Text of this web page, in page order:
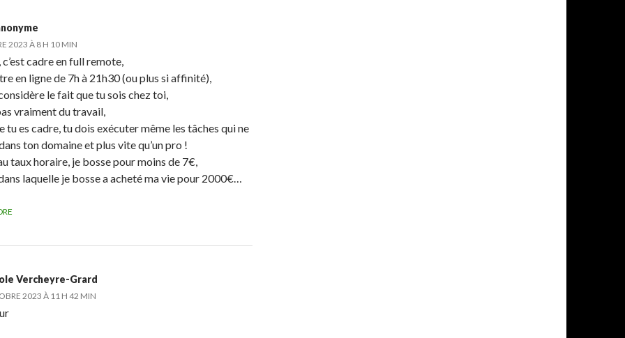
2023 À 8 H 10 MIN
c’est cadre en full remote,
en ligne de 7h à 21h30 (ou plus si affinité),
le fait que tu sois chez toi,
vraiment du travail,
tu es cadre, tu dois exécuter même les tâches qui ne
ton domaine et plus vite qu’un pro !
taux horaire, je bosse pour moins de 7€,
laquelle je bosse a acheté ma vie pour 2000€…
Vercheyre-Grard
2023 À 11 H 42 MIN